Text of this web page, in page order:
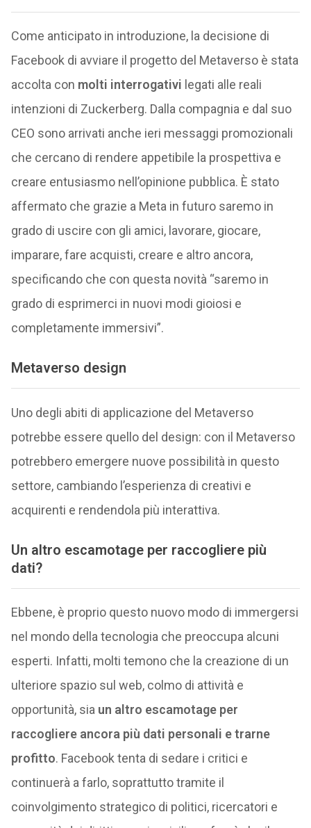
Come anticipato in introduzione, la decisione di
Facebook di avviare il progetto del Metaverso è stata
accolta con molti interrogativi legati alle reali
intenzioni di Zuckerberg. Dalla compagnia e dal suo
CEO sono arrivati anche ieri messaggi promozionali
che cercano di rendere appetibile la prospettiva e
creare entusiasmo nell’opinione pubblica. È stato
affermato che grazie a Meta in futuro saremo in
grado di uscire con gli amici, lavorare, giocare,
imparare, fare acquisti, creare e altro ancora,
specificando che con questa novità “saremo in
grado di esprimerci in nuovi modi gioiosi e
completamente immersivi”.
Metaverso design
Uno degli abiti di applicazione del Metaverso
potrebbe essere quello del design: con il Metaverso
potrebbero emergere nuove possibilità in questo
settore, cambiando l’esperienza di creativi e
acquirenti e rendendola più interattiva.
Un altro escamotage per raccogliere più
dati?
Ebbene, è proprio questo nuovo modo di immergersi
nel mondo della tecnologia che preoccupa alcuni
esperti. Infatti, molti temono che la creazione di un
ulteriore spazio sul web, colmo di attività e
opportunità, sia un altro escamotage per
raccogliere ancora più dati personali e trarne
profitto. Facebook tenta di sedare i critici e
continuerà a farlo, soprattutto tramite il
coinvolgimento strategico di politici, ricercatori e